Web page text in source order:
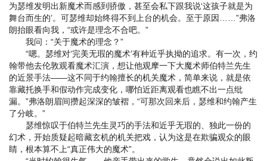
为瑟维发明出新魔术而感到骄傲，甚至会私下跟我说‘这孩子就是为
舞台而生的’。可瑟维却始终得不到上台的机会。至于原因……”弗洛
朗抬眼看向我，“或许是理念不合吧。”
我问：“关于魔术的理念？”
“嗯。瑟维对‘完美无瑕的魔术’有种近乎执拗的追求。有一次，约
翰带他去伦敦观看魔术汇演，想让他观摩一下大魔术师伯特兰先生
的近景手法——这不同于约翰擅长的机关魔术，简单来说，就是依
靠藏托换手和假动作完成变化，哪怕近距离观看也瞧不出一点纰
漏。”弗洛朗眉间攒起深深的皱褶，“可那次回来后，瑟维和约翰产生
了分岐。”
瑟维惊叹于伯特兰先生灵巧的手法和近乎无瑕的、独此一份的
幻术，开始质疑起暗藏玄机的机关把戏，认为这是在欺骗观众的眼
睛，根本算不上“真正伟大的魔术”。